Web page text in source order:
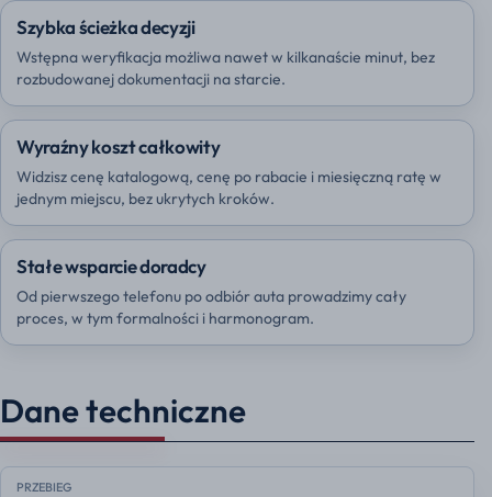
Szybka ścieżka decyzji
Wstępna weryfikacja możliwa nawet w kilkanaście minut, bez
rozbudowanej dokumentacji na starcie.
Wyraźny koszt całkowity
Widzisz cenę katalogową, cenę po rabacie i miesięczną ratę w
jednym miejscu, bez ukrytych kroków.
Stałe wsparcie doradcy
Od pierwszego telefonu po odbiór auta prowadzimy cały
proces, w tym formalności i harmonogram.
Dane techniczne
PRZEBIEG